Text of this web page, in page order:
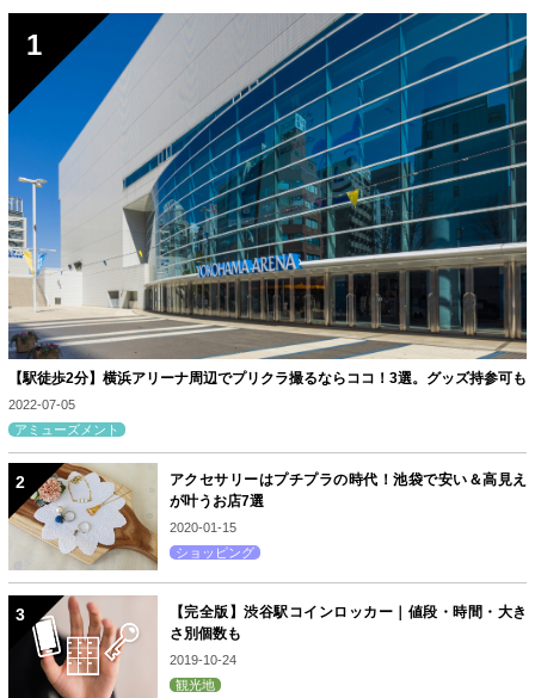
【駅徒歩2分】横浜アリーナ周辺でプリクラ撮るならココ！3選。グッズ持参可も
2022-07-05
アミューズメント
アクセサリーはプチプラの時代！池袋で安い＆高見え
が叶うお店7選
2020-01-15
ショッピング
【完全版】渋谷駅コインロッカー｜値段・時間・大き
さ別個数も
2019-10-24
観光地